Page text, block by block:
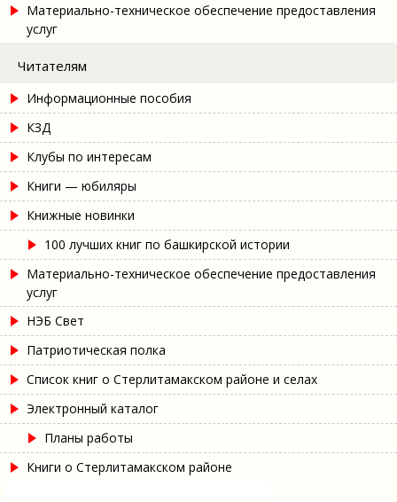
Материально-техническое обеспечение предоставления
услуг
Читателям
Информационные пособия
КЗД
Клубы по интересам
Книги — юбиляры
Книжные новинки
100 лучших книг по башкирской истории
Материально-техническое обеспечение предоставления
услуг
НЭБ Свет
Патриотическая полка
Список книг о Стерлитамакском районе и селах
Электронный каталог
Планы работы
Книги о Стерлитамакском районе